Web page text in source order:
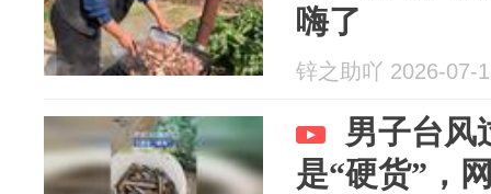
嗨了
锌之助吖 2026-07-
男子台风
是“硬货”，